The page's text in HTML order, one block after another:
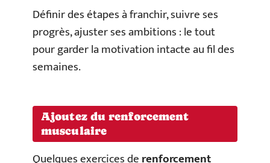
Définir des étapes à franchir, suivre ses
progrès, ajuster ses ambitions : le tout
pour garder la motivation intacte au fil des
semaines.
Ajoutez du renforcement
musculaire
Quelques exercices derenforcement